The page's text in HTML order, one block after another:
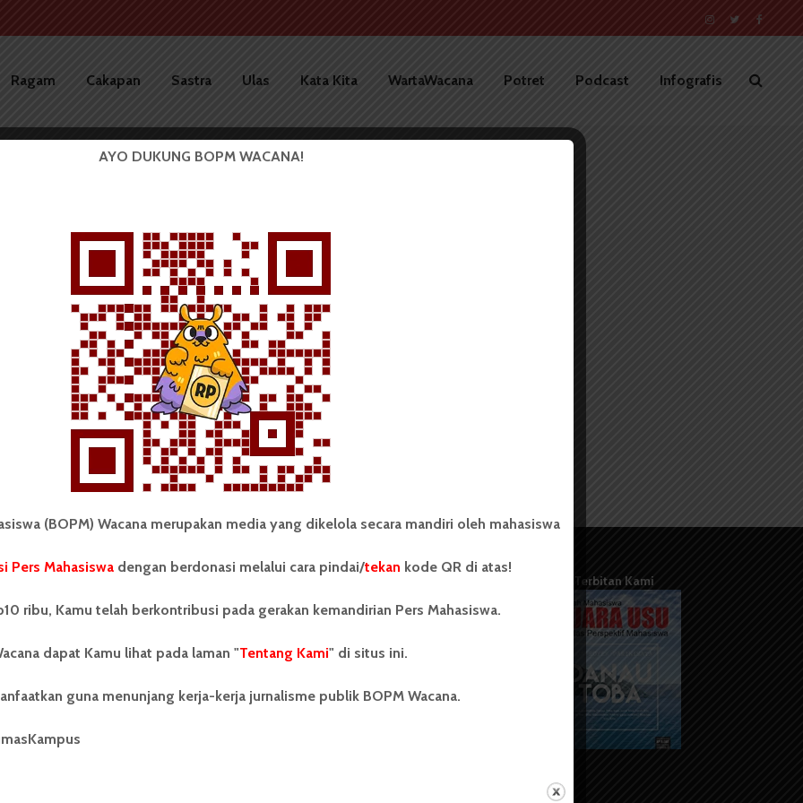
Ragam Cakapan Sastra Ulas Kata Kita WartaWacana Potret Podcast Infografis
Pers Mahasiswa (BOPM)
di luar kampus dan dikelola
Sumatera Utara (USU).
Unit Kegiatan Mahasiswa
Universitas Sumatera Utara
berdiri pada 1 Juli 1995.
Kontribusi
Info Iklan
Pedoman Media Siber
Terbitan Kami
AYO DUKUNG BOPM WACANA!
(BOPM) Wacana merupakan media yang dikelola secara mandiri oleh mahasiswa
Pers Mahasiswadengan berdonasi melalui cara pindai/tekan kode QR di atas!
ribu, Kamu telah berkontribusi pada gerakan kemandirian Pers Mahasiswa.
dapat Kamu lihat pada laman "Tentang Kami" di situs ini.
guna menunjang kerja-kerja jurnalisme publik BOPM Wacana.